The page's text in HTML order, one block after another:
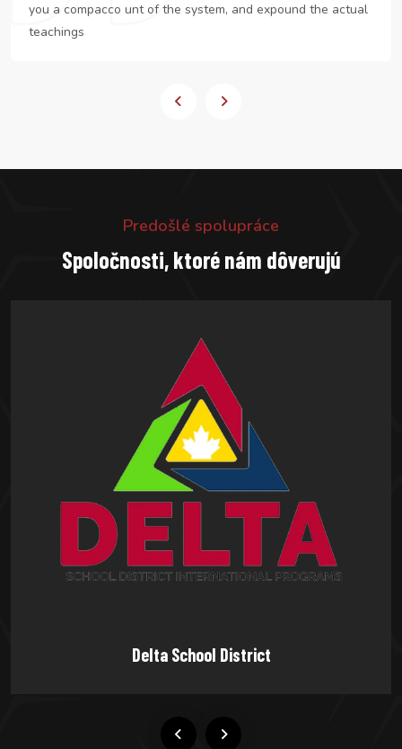
the actual
you a compacco unt of the system, and
Predošlé spolupráce
Spoločnosti, ktoré nám dôverujú
Cara Interiors